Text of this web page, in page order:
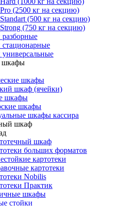
(2500 кг на секцию)
(500 кг на секцию)
(750 кг на секцию)
шкафы
шкафы
шкаф (ячейки)
шкафы
шкафы
шкафы кассира
шкаф
шкаф
больших форматов
картотеки
картотеки
Nobilis
Практик
шкафы
стойки